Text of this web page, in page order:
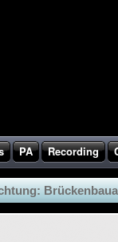
PA Recording